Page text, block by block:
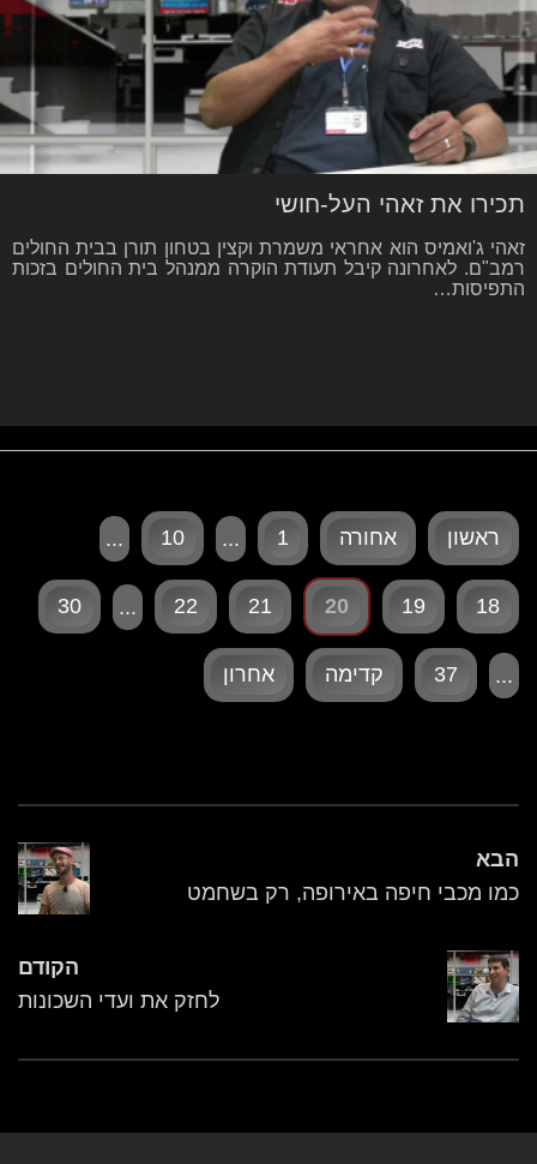
תכירו את זאהי העל-חושי
זאהי ג'ואמיס הוא אחראי משמרת וקצין בטחון תורן בבית החולים
רמב"ם. לאחרונה קיבל תעודת הוקרה ממנהל בית החולים בזכות
התפיסות…
ראשון אחורה 1
...
10
...
18
19
20
21
22
...
30
...
37 קדימה אחרון
הבא
כמו מכבי חיפה באירופה, רק בשחמט
הקודם
לחזק את ועדי השכונות